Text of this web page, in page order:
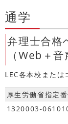
通学
弁理士合格
（Web＋音
LEC各本校または
厚生労働省指定
1320003-